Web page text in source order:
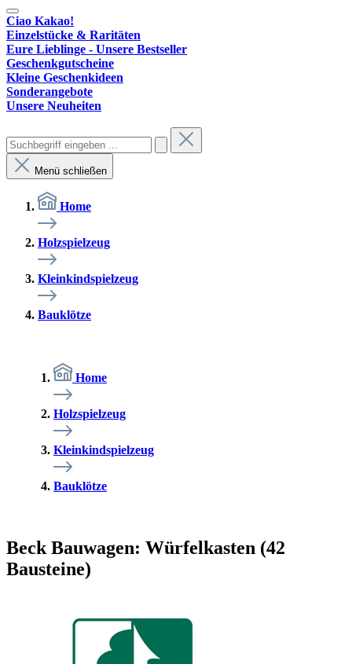
Ciao Kakao!
Einzelstücke & Raritäten
Eure Lieblinge - Unsere Bestseller
Geschenkgutscheine
Kleine Geschenkideen
Sonderangebote
Unsere Neuheiten
Menü schließen
Home
Holzspielzeug
Kleinkindspielzeug
Bauklötze
Home
Holzspielzeug
Kleinkindspielzeug
Bauklötze
Beck Bauwagen: Würfelkasten (42
Bausteine)